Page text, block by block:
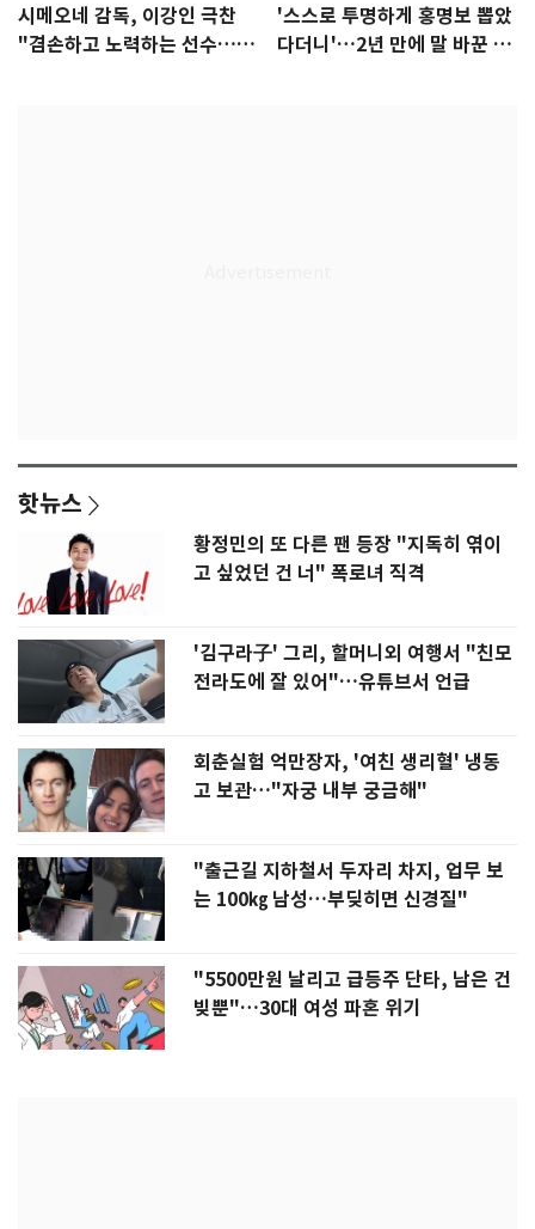
시메오네 감독, 이강인 극찬
"겸손하고 노력하는 선수…좋
'스스로 투명하게 홍명보 뽑았
다더니'…2년 만에 말 바꾼 이
핫뉴스
황정민의 또 다른 팬 등장 "지독히 엮이
고 싶었던 건 너" 폭로녀 직격
'김구라子' 그리, 할머니외 여행서 "친모
전라도에 잘 있어"…유튜브서 언급
회춘실험 억만장자, '여친 생리혈' 냉동
고 보관…"자궁 내부 궁금해"
"출근길 지하철서 두자리 차지, 업무 보
는 100㎏ 남성…부딪히면 신경질"
"5500만원 날리고 급등주 단타, 남은 건
빚뿐"…30대 여성 파혼 위기